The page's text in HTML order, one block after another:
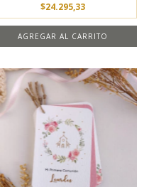
$24.295,33
AGREGAR AL CARRITO